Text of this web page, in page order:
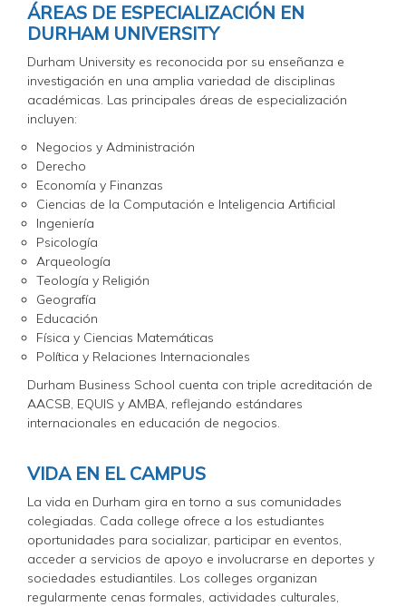
ÁREAS DE ESPECIALIZACIÓN EN
DURHAM UNIVERSITY
Durham University es reconocida por su enseñanza e
investigación en una amplia variedad de disciplinas
académicas. Las principales áreas de especialización
incluyen:
Negocios y Administración
Derecho
Economía y Finanzas
Ciencias de la Computación e Inteligencia Artificial
Ingeniería
Psicología
Arqueología
Teología y Religión
Geografía
Educación
Física y Ciencias Matemáticas
Política y Relaciones Internacionales
Durham Business School cuenta con triple acreditación de
AACSB, EQUIS y AMBA, reflejando estándares
internacionales en educación de negocios.
VIDA EN EL CAMPUS
La vida en Durham gira en torno a sus comunidades
colegiadas. Cada college ofrece a los estudiantes
oportunidades para socializar, participar en eventos,
acceder a servicios de apoyo e involucrarse en deportes y
sociedades estudiantiles. Los colleges organizan
regularmente cenas formales, actividades culturales,